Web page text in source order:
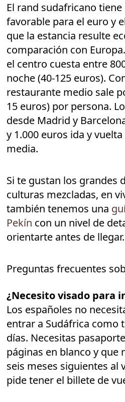
El rand sudafricano
favorable para el euro y
que la estancia resulte
comparación con
el centro cuesta entre
noche (40-125 euros).
restaurante medio sale
15 euros) por persona.
desde Madrid y
y 1.000 euros ida y
media.
Si te gustan los grandes
culturas mezcladas, en
también tenemos una
Pekín con un nivel de
orientarte antes de llegar.
Preguntas frecuentes
¿Necesito visado para
Los españoles no
entrar a Sudáfrica como
días. Necesitas
páginas en blanco y que
seis meses siguientes al
pide tener el billete de